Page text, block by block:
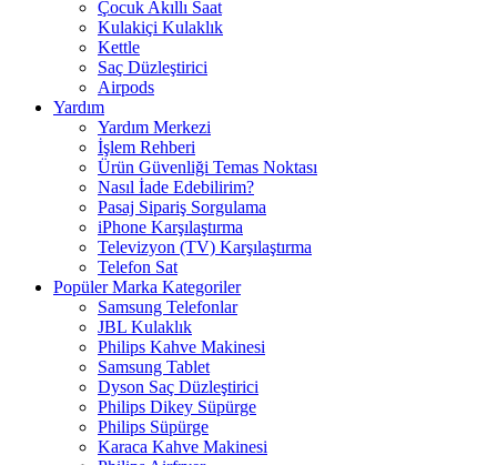
Çocuk Akıllı Saat
Kulakiçi Kulaklık
Kettle
Saç Düzleştirici
Airpods
Yardım
Yardım Merkezi
İşlem Rehberi
Ürün Güvenliği Temas Noktası
Nasıl İade Edebilirim?
Pasaj Sipariş Sorgulama
iPhone Karşılaştırma
Televizyon (TV) Karşılaştırma
Telefon Sat
Popüler Marka Kategoriler
Samsung Telefonlar
JBL Kulaklık
Philips Kahve Makinesi
Samsung Tablet
Dyson Saç Düzleştirici
Philips Dikey Süpürge
Philips Süpürge
Karaca Kahve Makinesi